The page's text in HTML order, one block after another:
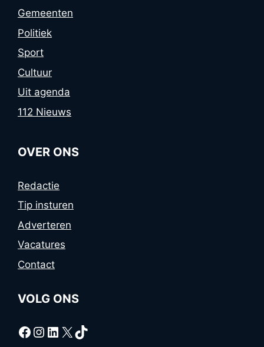
Gemeenten
Politiek
Sport
Cultuur
Uit agenda
112 Nieuws
OVER ONS
Redactie
Tip insturen
Adverteren
Vacatures
Contact
VOLG ONS
Facebook
Instagram
LinkedIn
X TikTok